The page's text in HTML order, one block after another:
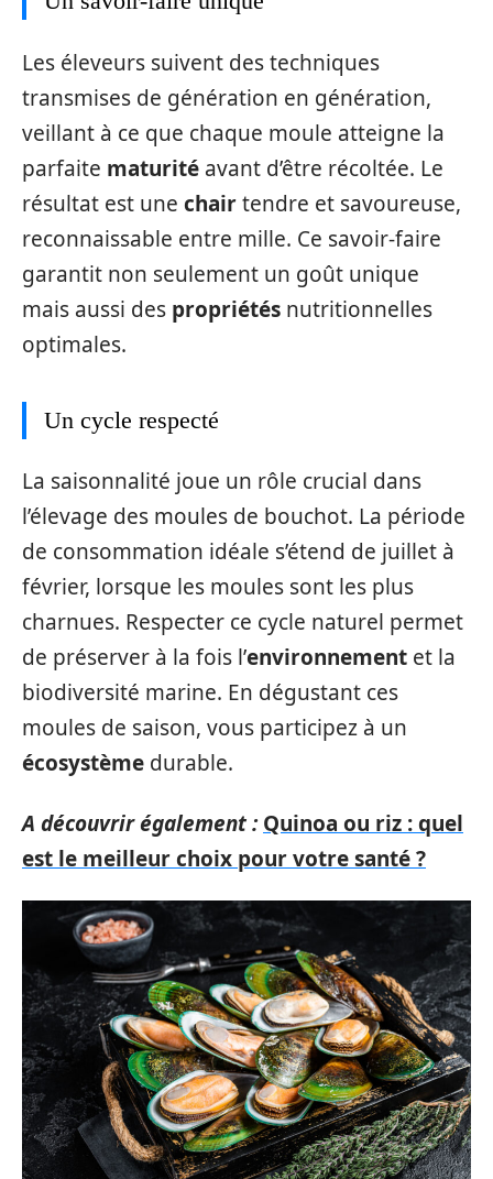
Les éleveurs suivent des techniques
transmises de génération en génération,
veillant à ce que chaque moule atteigne la
parfaite maturité avant d’être récoltée. Le
résultat est une chairtendre et savoureuse,
reconnaissable entre mille. Ce savoir-faire
garantit non seulement un goût unique
mais aussi des propriétés nutritionnelles
optimales.
Un cycle respecté
La saisonnalité joue un rôle crucial dans
l’élevage des moules de bouchot. La période
de consommation idéale s’étend de juillet à
février, lorsque les moules sont les plus
charnues. Respecter ce cycle naturel permet
de préserver à la fois l’environnement et la
biodiversité marine. En dégustant ces
moules de saison, vous participez à un
écosystème durable.
A découvrir également : Quinoa ou riz : quel
est le meilleur choix pour votre santé ?